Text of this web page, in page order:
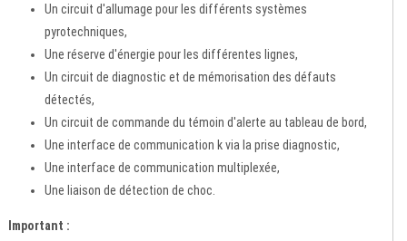
Un circuit d'allumage pour les différents systèmes
pyrotechniques,
Une réserve d'énergie pour les différentes lignes,
Un circuit de diagnostic et de mémorisation des défauts
détectés,
Un circuit de commande du témoin d'alerte au tableau de bord,
Une interface de communication k via la prise diagnostic,
Une interface de communication multiplexée,
Une liaison de détection de choc.
Important :